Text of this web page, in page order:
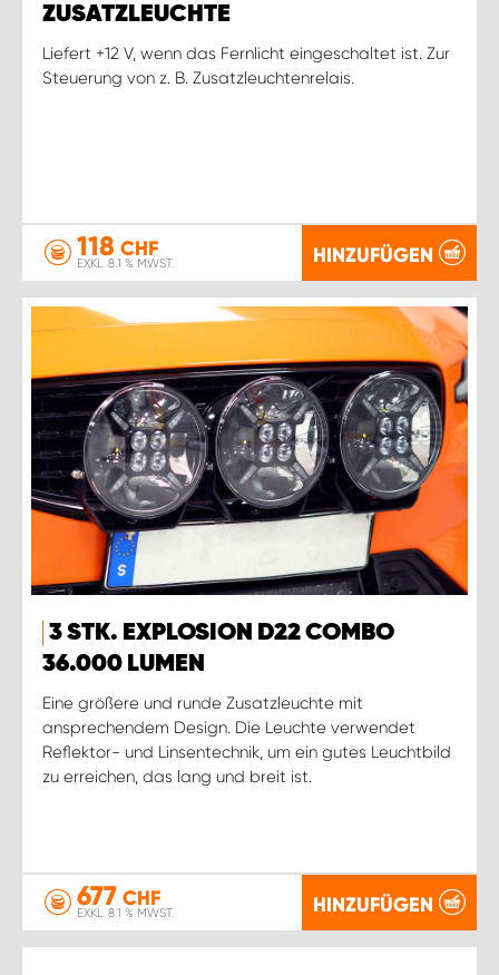
ZUSATZLEUCHTE
Liefert +12 V, wenn das Fernlicht eingeschaltet ist. Zur
Steuerung von z. B. Zusatzleuchtenrelais.
118 CHF
EXKL. 8.1 % MWST. HINZUFÜGEN
3 STK. EXPLOSION D22 COMBO
36.000 LUMEN
Eine größere und runde Zusatzleuchte mit
ansprechendem Design. Die Leuchte verwendet
Reflektor- und Linsentechnik, um ein gutes Leuchtbild
zu erreichen, das lang und breit ist.
677 CHF
EXKL. 8.1 % MWST. HINZUFÜGEN